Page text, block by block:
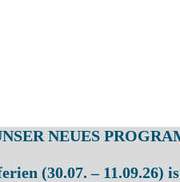
NEUES
(30.07. – 11.09.26)